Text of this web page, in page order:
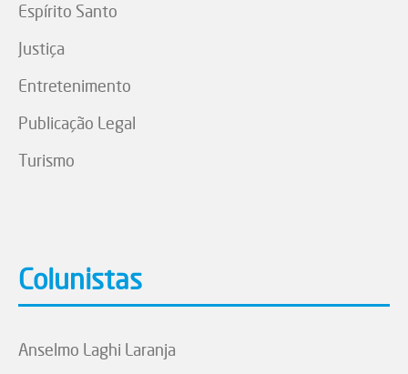
Espírito Santo
Justiça
Entretenimento
Publicação Legal
Turismo
Colunistas
Anselmo Laghi Laranja